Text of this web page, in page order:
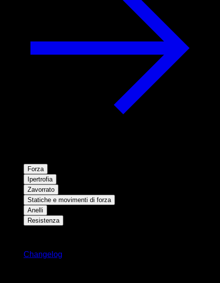
Forza
Ipertrofia
Zavorrato
Statiche e movimenti di forza
Anelli
Resistenza
Changelog